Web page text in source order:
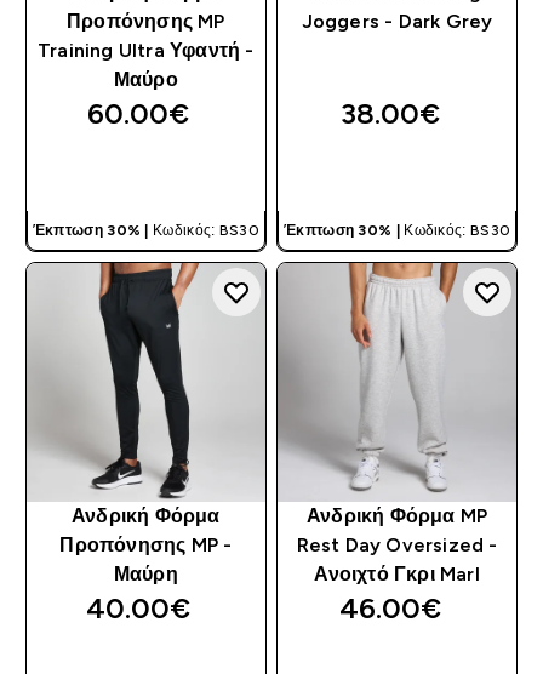
Προπόνησης MP
Training Ultra Υφαντή -
Μαύρο
60.00€‎
Έκπτωση 30% | Κωδικός: BS30
Joggers - Dark Grey
38.00€‎
Έκπτωση 30% | Κωδικός: BS30
Ανδρική Φόρμα
Προπόνησης MP -
Μαύρη
40.00€‎
Ανδρική Φόρμα MP
Rest Day Oversized -
Ανοιχτό Γκρι Marl
46.00€‎